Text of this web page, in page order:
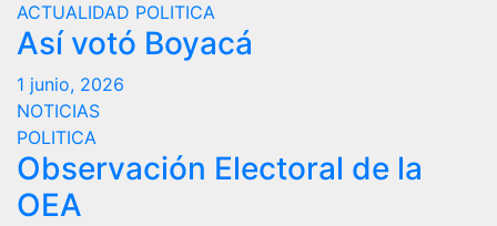
ACTUALIDAD POLITICA
Así votó Boyacá
1 junio, 2026
NOTICIAS
POLITICA
Observación Electoral de la
OEA